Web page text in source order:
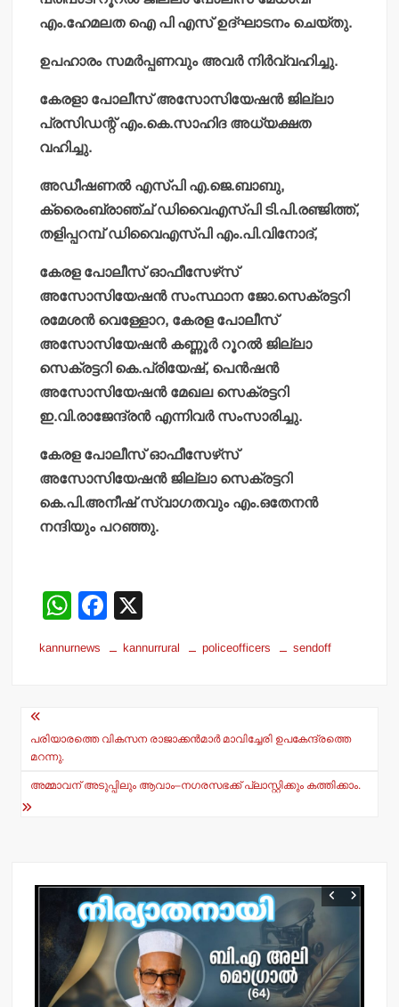
എം.ഹേമലത ഐ പി എസ് ഉദ്ഘാടനം ചെയ്തു.
ഉപഹാരം സമര്‍പ്പണവും അവര്‍ നിര്‍വ്വഹിച്ചു.
കേരളാ പോലീസ് അസോസിയേഷന്‍ ജില്ലാ
പ്രസിഡന്റ് എം.കെ.സാഹിദ അധ്യക്ഷത
വഹിച്ചു.
അഡീഷണല്‍ എസ്പി എ.ജെ.ബാബു,
ക്രൈംബ്രാഞ്ച് ഡിവൈഎസ്പി ടി.പി.രഞ്ജിത്ത്,
തളിപ്പറമ്പ് ഡിവൈഎസ്പി എം.പി.വിനോദ്,
കേരള പോലീസ് ഓഫീസേഴ്‌സ്
അസോസിയേഷന്‍ സംസ്ഥാന ജോ.സെക്രട്ടറി
രമേശന്‍ വെള്ളോറ, കേരള പോലീസ്
അസോസിയേഷന്‍ കണ്ണൂര്‍ റൂറല്‍ ജില്ലാ
സെക്രട്ടറി കെ.പ്രിയേഷ്, പെന്‍ഷന്‍
അസോസിയേഷന്‍ മേഖല സെക്രട്ടറി
ഇ.വി.രാജേന്ദ്രന്‍ എന്നിവര്‍ സംസാരിച്ചു.
കേരള പോലീസ് ഓഫീസേഴ്‌സ്
അസോസിയേഷന്‍ ജില്ലാ സെക്രട്ടറി
കെ.പി.അനീഷ് സ്വാഗതവും എം.ഒതേനന്‍
നന്ദിയും പറഞ്ഞു.
W
at
p
p
F
c
o
o
kannurnews kannurrural policeofficers sendoff
Post
navigation
പരിയാരത്തെ വികസന രാജാക്കന്‍മാര്‍ മാവിച്ചേരി ഉപകേന്ദ്രത്തെ
മറന്നു.
അമ്മാവന് അടുപ്പിലും ആവാം–നഗരസഭക്ക് പ്ലാസ്റ്റിക്കും കത്തിക്കാം.